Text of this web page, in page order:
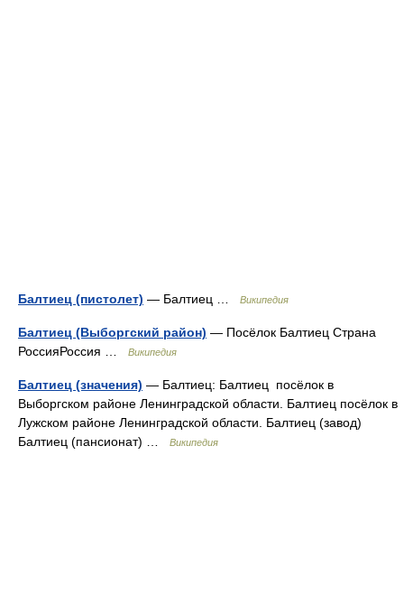
Балтиец (пистолет) — Балтиец … Википедия
Балтиец (Выборгский район) — Посёлок Балтиец Страна
РоссияРоссия …
Википедия
Балтиец (значения) — Балтиец: Балтиец посёлок в
Выборгском районе Ленинградской области. Балтиец посёлок в
Лужском районе Ленинградской области. Балтиец (завод)
Балтиец (пансионат) …
Википедия